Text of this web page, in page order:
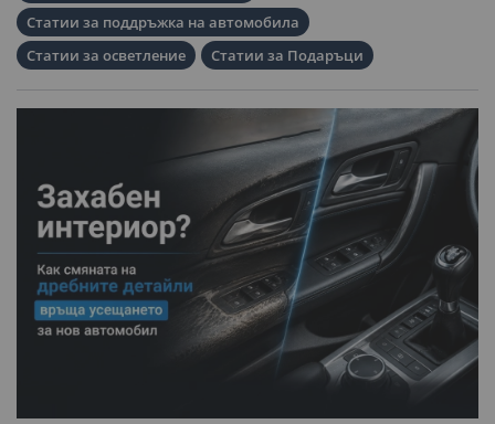
Статии за поддръжка на автомобила
Статии за осветление
Статии за Подаръци